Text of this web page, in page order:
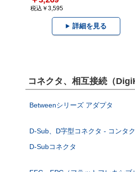
税込￥3,595
詳細を見る
コネクタ、相互接続（
Betweenシリーズ アダプタ
D-Sub、D字型コネクタ - コンタ
D-Subコネクタ